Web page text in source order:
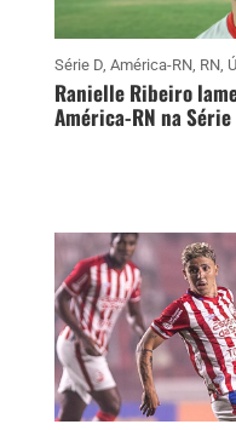
Série D, América-RN, RN,
Ranielle Ribeiro
América-RN na